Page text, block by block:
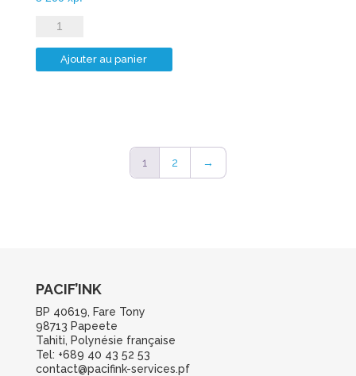
quantité
de
CA_CL-
Ajouter au panier
1 2 →
PACIF’INK
BP 40619, Fare Tony
98713 Papeete
Tahiti, Polynésie française
Tel: +689 40 43 52 53
contact@pacifink-services.pf